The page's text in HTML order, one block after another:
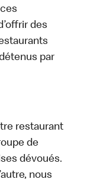
des
par
restaurant
de
dévoués.
nous